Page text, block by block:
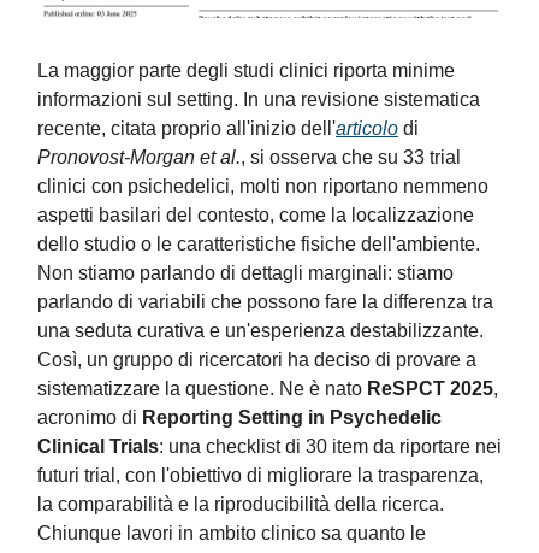
La maggior parte degli studi clinici riporta minime
informazioni sul setting. In una revisione sistematica
recente, citata proprio all'inizio dell'articolo di
Pronovost-Morgan et al., si osserva che su 33 trial
clinici con psichedelici, molti non riportano nemmeno
aspetti basilari del contesto, come la localizzazione
dello studio o le caratteristiche fisiche dell'ambiente.
Non stiamo parlando di dettagli marginali: stiamo
parlando di variabili che possono fare la differenza tra
una seduta curativa e un'esperienza destabilizzante.
Così, un gruppo di ricercatori ha deciso di provare a
sistematizzare la questione. Ne è nato ReSPCT 2025,
acronimo di Reporting Setting in Psychedelic
Clinical Trials: una checklist di 30 item da riportare nei
futuri trial, con l'obiettivo di migliorare la trasparenza,
la comparabilità e la riproducibilità della ricerca.
Chiunque lavori in ambito clinico sa quanto le